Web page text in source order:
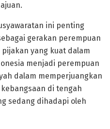
ini penting
gerakan perempuan
yang kuat dalam
menjadi perempuan
dalam memperjuangkan
di tengah
sedang dihadapi oleh